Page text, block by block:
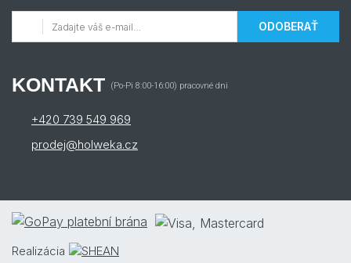
ODOBERAŤ
KONTAKT (Po-Pi 8:00-16:00) pracovné dni
+420 739 549 969
prodej@holweka.cz
Realizácia